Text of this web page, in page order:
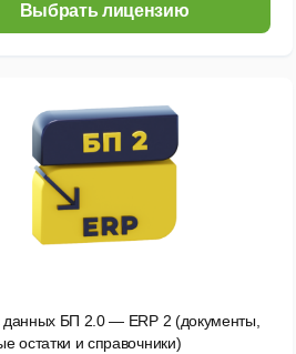
Выбрать лицензию
данных БП 2.0 — ERP 2 (документы,
остатки и справочники)